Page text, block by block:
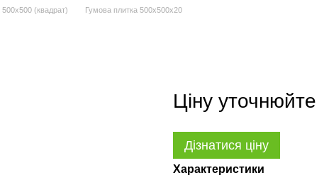
(квадрат) Гумова плитка 500х500х20
Ціну уточнюйте
Дізнатися ціну
Характеристики